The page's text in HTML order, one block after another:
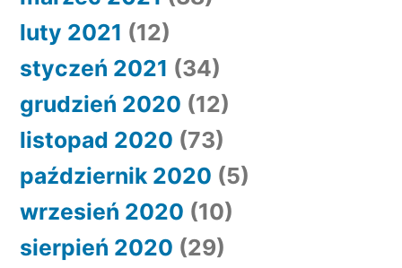
luty 2021 (12)
styczeń 2021 (34)
grudzień 2020 (12)
listopad 2020 (73)
październik 2020 (5)
wrzesień 2020 (10)
sierpień 2020 (29)